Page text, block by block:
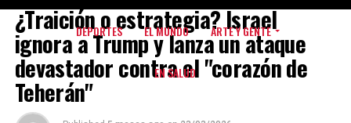
DEPORTES EL MUNDO ARTE Y GENTE
EN SALUD
¿Traición o estrategia? Israel
ignora a Trump y lanza un ataque
devastador contra el "corazón de
Teherán"